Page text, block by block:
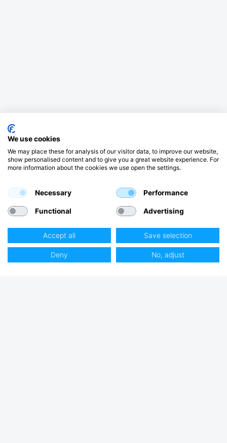
We use cookies
We may place these for analysis of our visitor data, to improve our website,
show personalised content and to give you a great website experience. For
more information about the cookies we use open the settings.
Necessary Performance
Functional Advertising
Accept all Save selection
Deny No, adjust